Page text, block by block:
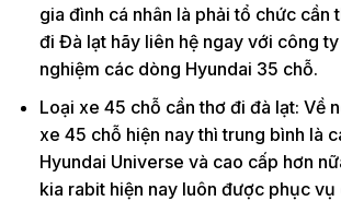
gia đình cá nhân là phải tổ chức cần
đi Đà lạt hãy liên hệ ngay với công
nghiệm các dòng Hyundai 35 chỗ.
Loại xe 45 chỗ cần thơ đi đà lạt: Về
xe 45 chỗ hiện nay thì trung bình là
Hyundai Universe và cao cấp hơn
kia rabit hiện nay luôn được phục vụ